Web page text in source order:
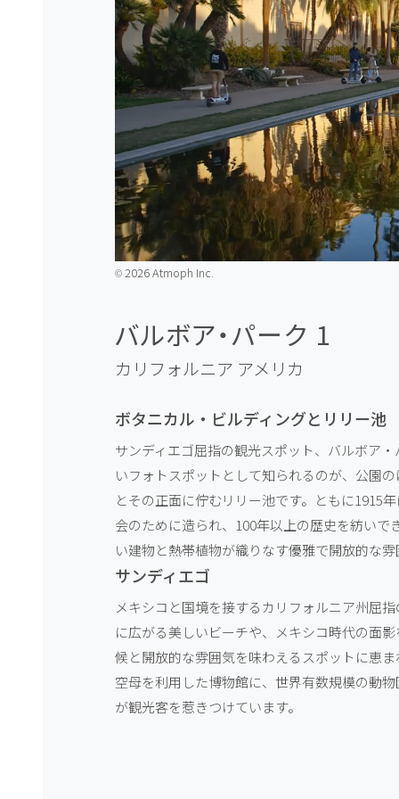
©️2026 Atmoph Inc.
バルボア・パーク 1
カリフォルニア アメリカ
ボタニカル・ビルディングとリリー池
サンディエゴ屈指の観光スポット、バルボア
いフォトスポットとして知られるのが、公園
とその正面に佇むリリー池です。ともに1915
会のために造られ、100年以上の歴史を紡い
い建物と熱帯植物が織りなす優雅で開放的な
サンディエゴ
メキシコと国境を接するカリフォルニア州屈
に広がる美しいビーチや、メキシコ時代の面
候と開放的な雰囲気を味わえるスポットに恵
空母を利用した博物館に、世界有数規模の動
が観光客を惹きつけています。